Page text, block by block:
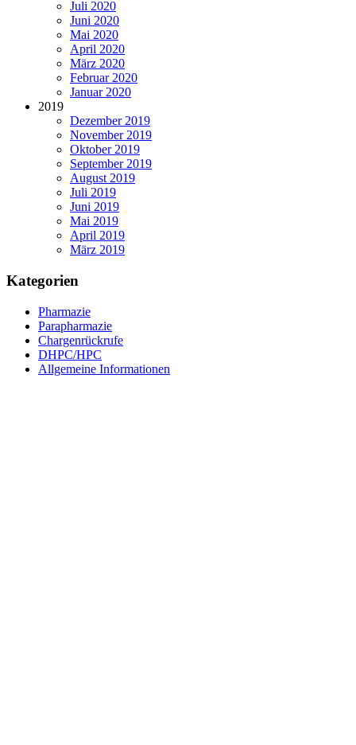
Juli 2020
Juni 2020
Mai 2020
April 2020
März 2020
Februar 2020
Januar 2020
2019
Dezember 2019
November 2019
Oktober 2019
September 2019
August 2019
Juli 2019
Juni 2019
Mai 2019
April 2019
März 2019
Kategorien
Pharmazie
Parapharmazie
Chargenrückrufe
DHPC/HPC
Allgemeine Informationen